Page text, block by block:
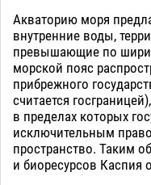
Акваторию моря
внутренние воды,
превышающие по
морской пояс
прибрежного
считается
в пределах которых
исключительным
пространство. Таким
и биоресурсов Каспия